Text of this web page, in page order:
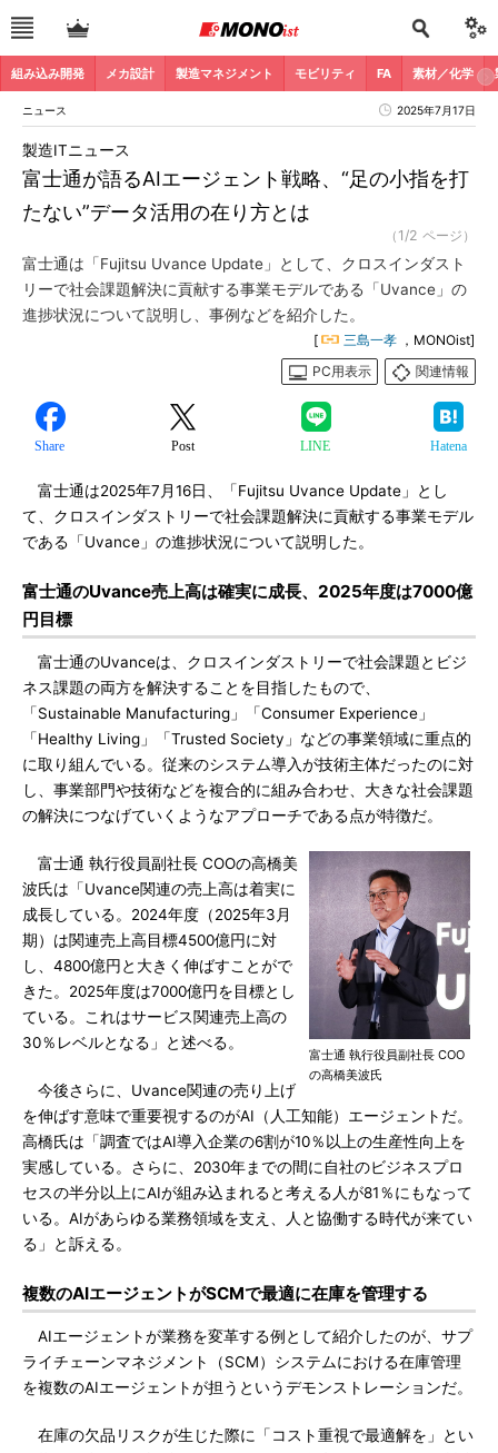
組み込み開発 メカ設計 製造マネジメント モビリティ FA 素材／化学
ニュース 2025年7月17日
富士通が語るAIエージェント戦略、“足の小指を打
たない”データ活用の在り方とは
製造ITニュース
（1/2 ページ）
富士通は「Fujitsu Uvance Update」として、クロスインダスト
リーで社会課題解決に貢献する事業モデルである「Uvance」の
進捗状況について説明し、事例などを紹介した。
[ 三島一孝 ，MONOist]
PC用表示
関連情報
Share Post LINE Hatena
富士通は2025年7月16日、「Fujitsu Uvance Update」とし
て、クロスインダストリーで社会課題解決に貢献する事業モデル
である「Uvance」の進捗状況について説明した。
富士通のUvance売上高は確実に成長、2025年度は7000億
円目標
富士通のUvanceは、クロスインダストリーで社会課題とビジ
ネス課題の両方を解決することを目指したもので、
「Sustainable Manufacturing」「Consumer Experience」
「Healthy Living」「Trusted Society」などの事業領域に重点的
に取り組んでいる。従来のシステム導入が技術主体だったのに対
し、事業部門や技術などを複合的に組み合わせ、大きな社会課題
の解決につなげていくようなアプローチである点が特徴だ。
富士通 執行役員副社長 COO
の高橋美波氏
富士通 執行役員副社長 COOの高橋美
波氏は「Uvance関連の売上高は着実に
成長している。2024年度（2025年3月
期）は関連売上高目標4500億円に対
し、4800億円と大きく伸ばすことがで
きた。2025年度は7000億円を目標とし
ている。これはサービス関連売上高の
30％レベルとなる」と述べる。
今後さらに、Uvance関連の売り上げ
を伸ばす意味で重要視するのがAI（人工知能）エージェントだ。
高橋氏は「調査ではAI導入企業の6割が10％以上の生産性向上を
実感している。さらに、2030年までの間に自社のビジネスプロ
セスの半分以上にAIが組み込まれると考える人が81％にもなって
いる。AIがあらゆる業務領域を支え、人と協働する時代が来てい
る」と訴える。
複数のAIエージェントがSCMで最適に在庫を管理する
AIエージェントが業務を変革する例として紹介したのが、サプ
ライチェーンマネジメント（SCM）システムにおける在庫管理
を複数のAIエージェントが担うというデモンストレーションだ。
在庫の欠品リスクが生じた際に「コスト重視で最適解を」とい